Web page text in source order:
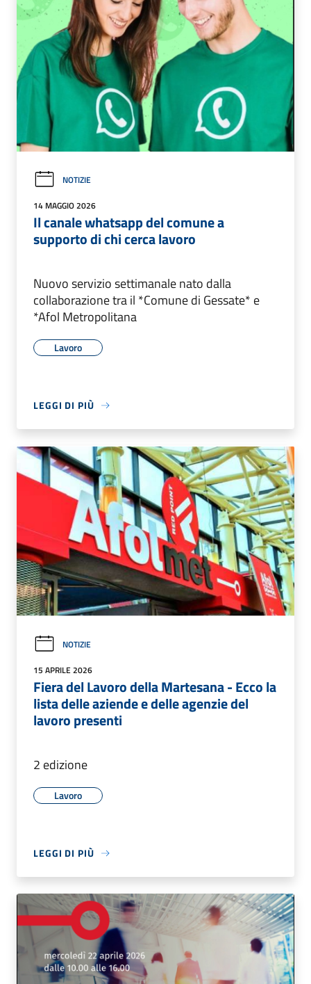
NOTIZIE
14 MAGGIO 2026
Il canale whatsapp del comune a
supporto di chi cerca lavoro
Nuovo servizio settimanale nato dalla
collaborazione tra il *Comune di Gessate* e
*Afol Metropolitana
Lavoro
LEGGI DI PIÙ
NOTIZIE
15 APRILE 2026
Fiera del Lavoro della Martesana - Ecco la
lista delle aziende e delle agenzie del
lavoro presenti
2 edizione
Lavoro
LEGGI DI PIÙ